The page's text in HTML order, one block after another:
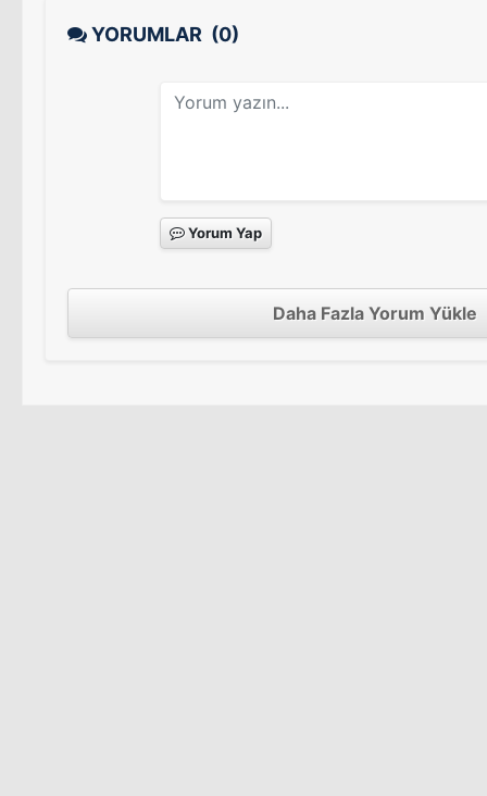
YORUMLAR (0)
Yorum Yap
Daha Fazla Yorum Yükle